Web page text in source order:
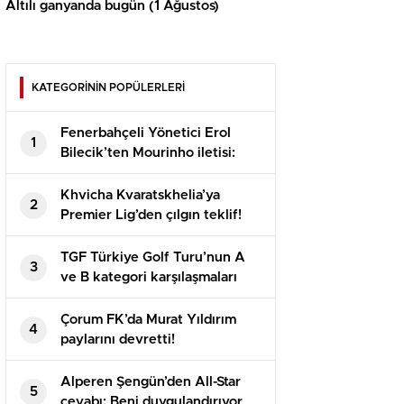
Altılı ganyanda bugün (1 Ağustos)
KATEGORİNİN POPÜLERLERİ
1
Fenerbahçeli Yönetici Erol
Bilecik’ten Mourinho iletisi:
Bayraklarınızı hazırlayın
2
Khvicha Kvaratskhelia’ya
Premier Lig’den çılgın teklif!
Adeta servet bedelinde
3
TGF Türkiye Golf Turu’nun A
ve B kategori karşılaşmaları
Bodrum’da oynandı
4
Çorum FK’da Murat Yıldırım
paylarını devretti!
5
Alperen Şengün’den All-Star